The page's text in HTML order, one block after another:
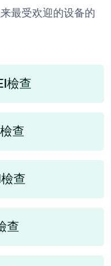
最受欢迎的设备的
檢查
查
查
查